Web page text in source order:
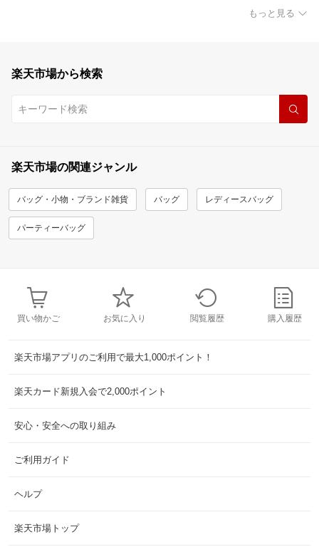
もっと見る
楽天市場から検索
楽天市場の関連ジャンル
バッグ・小物・ブランド雑貨 バッグ レディースバッグ
パーティーバッグ
買い物かご お気に入り 閲覧履歴 購入履歴
楽天市場アプリのご利用で最大1,000ポイント！
楽天カード新規入会で2,000ポイント
安心・安全への取り組み
ご利用ガイド
ヘルプ
楽天市場トップ